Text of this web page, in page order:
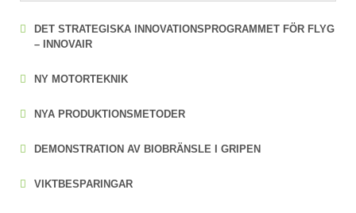
DET STRATEGISKA INNOVATIONS­PROGRAMMET FÖR FLYG
– INNOVAIR
NY MOTORTEKNIK
NYA PRODUKTIONSMETODER
DEMONSTRATION AV BIOBRÄNSLE I GRIPEN
VIKTBESPARINGAR